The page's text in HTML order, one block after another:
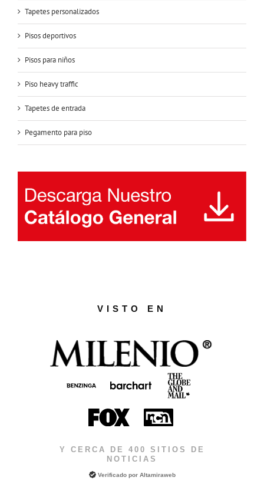
Tapetes personalizados
Pisos deportivos
Pisos para niños
Piso heavy traffic
Tapetes de entrada
Pegamento para piso
VISTO EN
Y CERCA DE 400 SITIOS DE
NOTICIAS
Verificado por Altamiraweb